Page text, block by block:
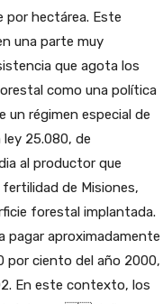
por hectárea. Este
una parte muy
que agota los
como una política
régimen especial de
25.080, de
al productor que
de Misiones,
forestal implantada.
aproximadamente
por ciento del año 2000,
En este contexto, los